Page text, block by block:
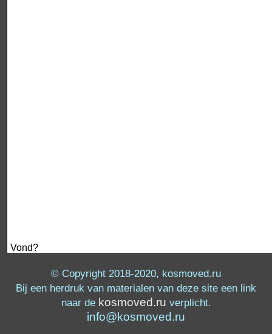
Vond?
© Copyright 2018-2020, kosmoved.ru
Bij een herdruk van materialen van deze site een link
naar de kosmoved.ru verplicht.
info@kosmoved.ru